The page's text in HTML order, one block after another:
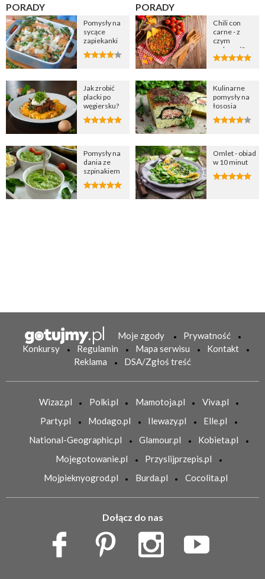
PORADY
Pomysły na
sycące
zapiekanki
Jak zrobić
placki po
węgiersku?
Pomysły na
dania ze
szpinakiem
PORADY
Chili con
carne - z
czym
podawać?
Kulinarne
pomysły na
łososia
Omlet - obiad
w 10 minut
Moje zgody
Prywatność
Konkursy
Regulamin Mapa serwisu
Kontakt
Reklama
DSA/Zgłoś treść
Wizaz.pl Polki.pl Mamotoja.pl
Viva.pl
Party.pl
Modago.pl Ilewazy.pl
Elle.pl
National-Geographic.pl
Glamour.pl
Kobieta.pl
Mojegotowanie.pl
Przyslijprzepis.pl
Mojpieknyogrod.pl
Burda.pl Cocolita.pl
Dołącz do nas